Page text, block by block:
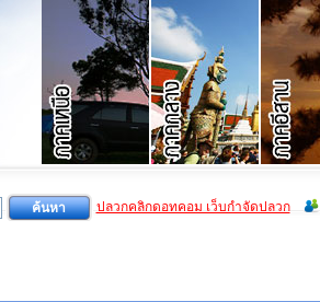
ปลวกคลิกดอทคอม เว็บกำจัดปลวก